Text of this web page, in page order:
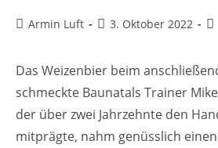
Armin Luft 3. Oktober 2022
Das Weizenbier beim
schmeckte Baunatals Trainer
der über zwei Jahrzehnte den
mitprägte, nahm genüsslich